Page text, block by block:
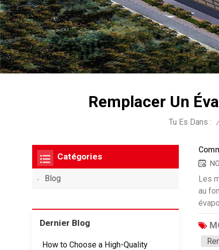
Remplacer Un
Tu Es Dans : /
Les
au
et
votre
Catégories
Blog
Dernier Blog
How to Choose a High-Quality